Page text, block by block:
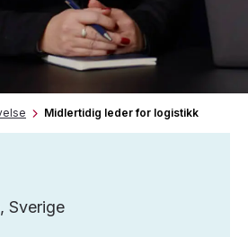
Midlertidig leder for logistikk
Sverige